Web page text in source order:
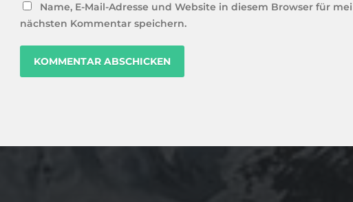
Name, E-Mail-Adresse und Website in diesem Browser für
nächsten Kommentar speichern.